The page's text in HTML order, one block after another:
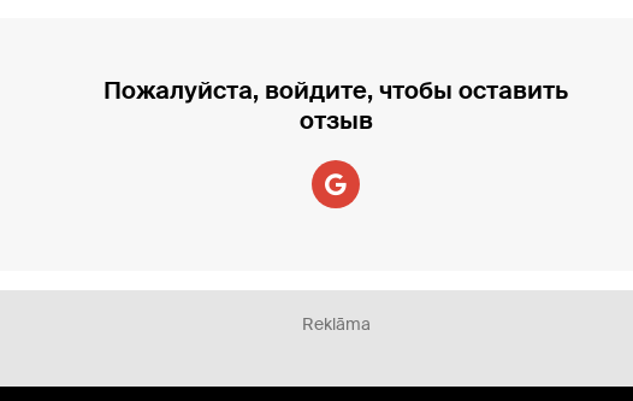
Пожалуйста, войдите, чтобы оставить
отзыв
Reklāma